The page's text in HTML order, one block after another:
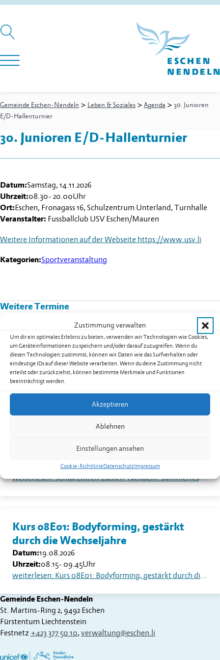
Zustimmung verwalten
Um dir ein optimales Erlebnis zu bieten, verwenden wir Technologien wie Cookies,
um Geräteinformationen zu speichern und/oder darauf zuzugreifen. Wenn du
diesen Technologien zustimmst, können wir Daten wie das Surfverhalten oder
eindeutige IDs auf dieser Website verarbeiten. Wenn du deine Zustimmung nicht
erteilst oder zurückziehst, können bestimmte Merkmale und Funktionen
beeinträchtigt werden.
Akzeptieren
Ablehnen
Einstellungen ansehen
Cookie-RichtlinieDatenschutzImpressum
Gemeinde Eschen-Nendeln > Leben & Soziales > Agenda > 30. Junioren
E/D-Hallenturnier
30. Junioren E/D-Hallenturnier
Datum:Samstag, 14.11.2026
Uhrzeit:08.30- 20.00Uhr
Ort:Eschen, Fronagass 16, Schulzentrum Unterland, Turnhalle
Veranstalter: Fussballclub USV Eschen/Mauren
Weitere Informationen auf der Webseite https://www.usv.li
Kategorien:Sportveranstaltung
Weitere Termine
Kurs 08B02: Yoga für Männer in
Nendeln
Datum:17.08.2026
Uhrzeit:
19.30 - 20.30
Uhr
weiterlesen: Kurs 08B02: Yoga für Männer in Nendeln
Seniorentreff Eschen-Nendeln:
Sommerfest auf dem Dorfplatz
Uhr
weiterlesen: Seniorentreff Eschen-Nendeln: Sommerfest auf dem Dorfplatz
Kurs 08E01: Bodyforming, gestärkt
durch die Wechseljahre
Datum:19.08.2026
Uhrzeit:08.15- 09.45Uhr
weiterlesen: Kurs 08E01: Bodyforming, gestärkt durch die Wechseljahre
Gemeinde Eschen-Nendeln
St. Martins-Ring 2, 9492 Eschen
Fürstentum Liechtenstein
Festnetz +423 377 50 10, verwaltung@eschen.li